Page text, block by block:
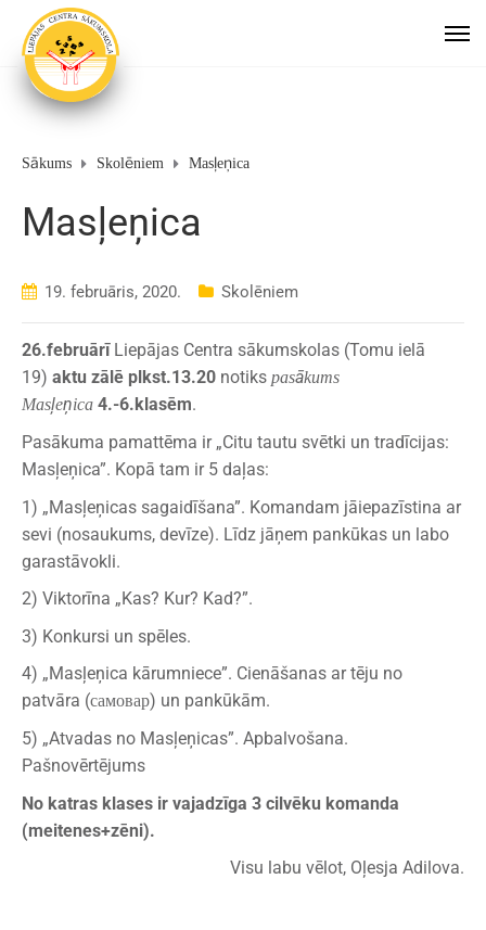
Sākums Skolēniem Masļeņica
Masļeņica
19. februāris, 2020. Skolēniem
26.februārīLiepājas Centra sākumskolas (Tomu ielā
19) aktu zālē plkst.13.20 notiks pasākums
Masļeņica 4.-6.klasēm.
Pasākuma pamattēma ir „Citu tautu svētki un tradīcijas:
Masļeņica”. Kopā tam ir 5 daļas:
1) „Masļeņicas sagaidīšana”. Komandam jāiepazīstina ar
sevi (nosaukums, devīze). Līdz jāņem pankūkas un labo
garastāvokli.
2) Viktorīna „Kas? Kur? Kad?”.
3) Konkursi un spēles.
4) „Masļeņica kārumniece”. Cienāšanas ar tēju no
patvāra (самовар) un pankūkām.
5) „Atvadas no Masļeņicas”. Apbalvošana.
Pašnovērtējums
No katras klases ir vajadzīga 3 cilvēku komanda
(meitenes+zēni).
Visu labu vēlot, Oļesja Adilova.